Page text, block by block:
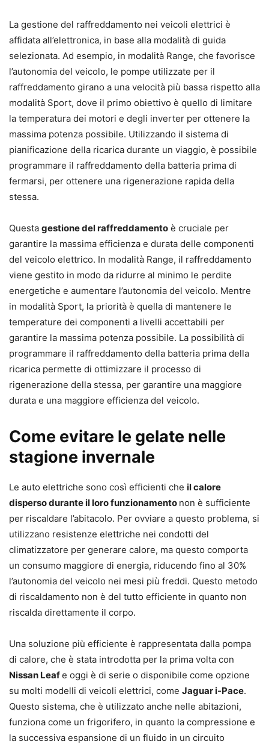
La gestione del raffreddamento nei veicoli elettrici è
affidata all’elettronica, in base alla modalità di guida
selezionata. Ad esempio, in modalità Range, che favorisce
l’autonomia del veicolo, le pompe utilizzate per il
raffreddamento girano a una velocità più bassa rispetto alla
modalità Sport, dove il primo obiettivo è quello di limitare
la temperatura dei motori e degli inverter per ottenere la
massima potenza possibile. Utilizzando il sistema di
pianificazione della ricarica durante un viaggio, è possibile
programmare il raffreddamento della batteria prima di
fermarsi, per ottenere una rigenerazione rapida della
stessa.
Questa gestione del raffreddamento è cruciale per
garantire la massima efficienza e durata delle componenti
del veicolo elettrico. In modalità Range, il raffreddamento
viene gestito in modo da ridurre al minimo le perdite
energetiche e aumentare l’autonomia del veicolo. Mentre
in modalità Sport, la priorità è quella di mantenere le
temperature dei componenti a livelli accettabili per
garantire la massima potenza possibile. La possibilità di
programmare il raffreddamento della batteria prima della
ricarica permette di ottimizzare il processo di
rigenerazione della stessa, per garantire una maggiore
durata e una maggiore efficienza del veicolo.
Come evitare le gelate nelle
stagione invernale
Le auto elettriche sono così efficienti che il calore
disperso durante il loro funzionamento non è sufficiente
per riscaldare l’abitacolo. Per ovviare a questo problema, si
utilizzano resistenze elettriche nei condotti del
climatizzatore per generare calore, ma questo comporta
un consumo maggiore di energia, riducendo fino al 30%
l’autonomia del veicolo nei mesi più freddi. Questo metodo
di riscaldamento non è del tutto efficiente in quanto non
riscalda direttamente il corpo.
Una soluzione più efficiente è rappresentata dalla pompa
di calore, che è stata introdotta per la prima volta con
Nissan Leafe oggi è di serie o disponibile come opzione
su molti modelli di veicoli elettrici, come Jaguar i-Pace.
Questo sistema, che è utilizzato anche nelle abitazioni,
funziona come un frigorifero, in quanto la compressione e
la successiva espansione di un fluido in un circuito